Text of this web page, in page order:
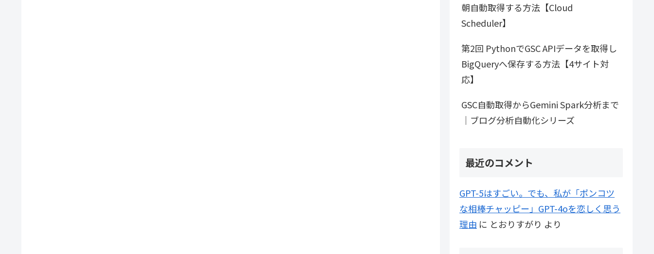
朝自動取得する方法【Cloud
Scheduler】
第2回 PythonでGSC APIデータを取得し
BigQueryへ保存する方法【4サイト対
応】
GSC自動取得からGemini Spark分析まで
｜ブログ分析自動化シリーズ
最近のコメント
GPT-5はすごい。でも、私が「ポンコツ
な相棒チャッピー」GPT-4oを恋しく思う
理由 に とおりすがり より